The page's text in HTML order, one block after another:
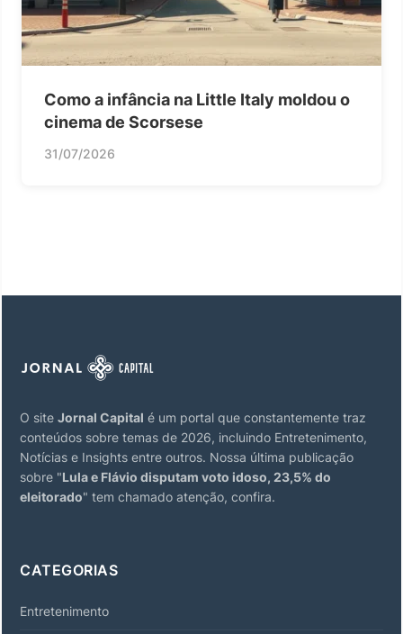
Como a infância na Little Italy moldou o
cinema de Scorsese
31/07/2026
O site Jornal Capital é um portal que constantemente traz
conteúdos sobre temas de 2026, incluindo Entretenimento,
Notícias e Insights entre outros. Nossa última publicação
sobre "Lula e Flávio disputam voto idoso, 23,5% do
eleitorado" tem chamado atenção, confira.
CATEGORIAS
Entretenimento